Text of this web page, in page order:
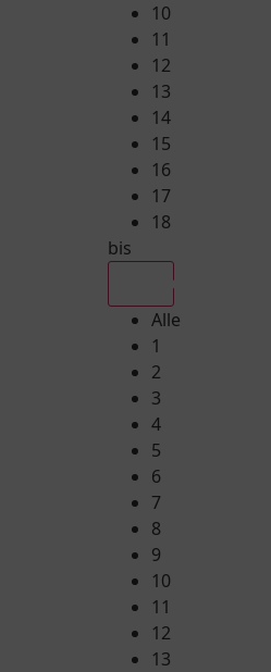
10
11
12
13
14
15
16
17
18
bis
Alle
1
2
3
4
5
6
7
8
9
10
11
12
13